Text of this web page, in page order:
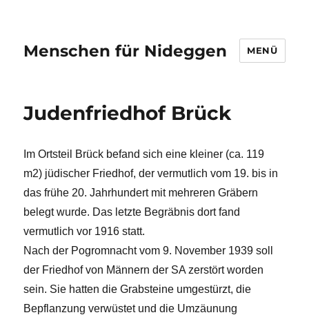
Menschen für Nideggen MENÜ
Judenfriedhof Brück
Im Ortsteil Brück befand sich eine kleiner (ca. 119
m2) jüdischer Friedhof, der vermutlich vom 19. bis in
das frühe 20. Jahrhundert mit mehreren Gräbern
belegt wurde. Das letzte Begräbnis dort fand
vermutlich vor 1916 statt.
Nach der Pogromnacht vom 9. November 1939 soll
der Friedhof von Männern der SA zerstört worden
sein. Sie hatten die Grabsteine umgestürzt, die
Bepflanzung verwüstet und die Umzäunung